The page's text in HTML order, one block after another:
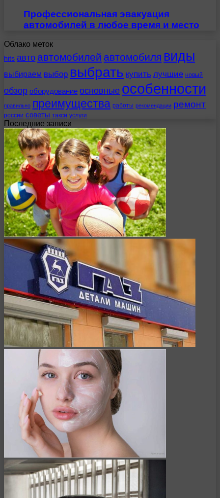
Профессиональная эвакуация
автомобилей в любое время и место
Облако меток
hits авто автомобилей автомобиля виды
выбираем выбор выбрать купить лучшие новый
обзор оборудование основные особенности
правильно преимущества работы рекомендации ремонт
россии советы такси услуги
Последние записи